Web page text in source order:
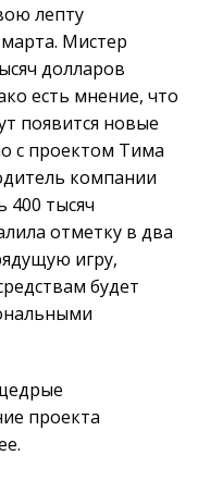
лепту
Мистер
долларов
есть мнение, что
появится новые
с проектом Тима
компании
400 тысяч
отметку в два
игру,
будет
проекта